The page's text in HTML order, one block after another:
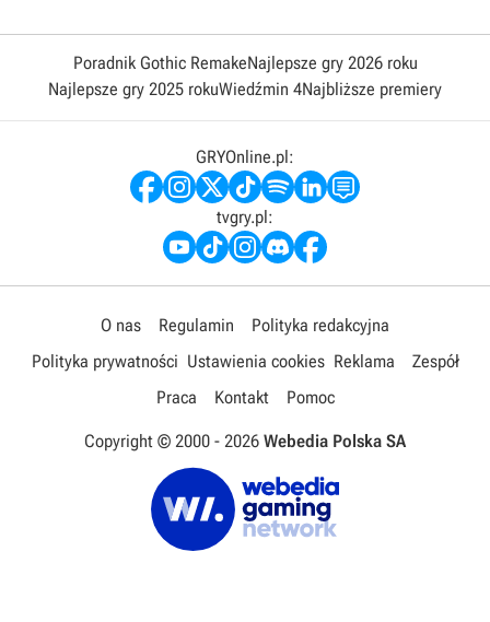
Poradnik Gothic RemakeNajlepsze gry 2026 roku
Najlepsze gry 2025 rokuWiedźmin 4Najbliższe premiery
GRYOnline.pl:
tvgry.pl:
O nas Regulamin
Polityka redakcyjna
Polityka prywatności Ustawienia cookies Reklama
Zespół
Praca
Kontakt Pomoc
Copyright © 2000 - 2026 Webedia Polska SA